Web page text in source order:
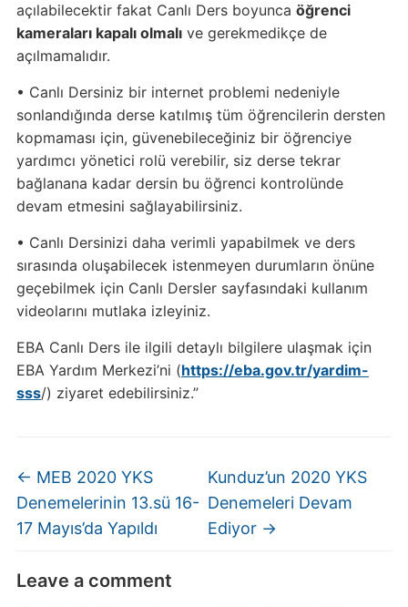
açılabilecektir fakat Canlı Ders boyunca öğrenci
kameraları kapalı olmalıve gerekmedikçe de
açılmamalıdır.
• Canlı Dersiniz bir internet problemi nedeniyle
sonlandığında derse katılmış tüm öğrencilerin dersten
kopmaması için, güvenebileceğiniz bir öğrenciye
yardımcı yönetici rolü verebilir, siz derse tekrar
bağlanana kadar dersin bu öğrenci kontrolünde
devam etmesini sağlayabilirsiniz.
• Canlı Dersinizi daha verimli yapabilmek ve ders
sırasında oluşabilecek istenmeyen durumların önüne
geçebilmek için Canlı Dersler sayfasındaki kullanım
videolarını mutlaka izleyiniz.
EBA Canlı Ders ile ilgili detaylı bilgilere ulaşmak için
EBA Yardım Merkezi’ni (https://eba.gov.tr/yardim-
sss/) ziyaret edebilirsiniz.”
← MEB 2020 YKS
Denemelerinin 13.sü 16-
17 Mayıs’da Yapıldı
Kunduz’un 2020 YKS
Denemeleri Devam
Ediyor →
Leave a comment